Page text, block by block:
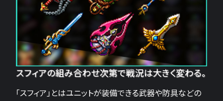
スフィアの組み合わせ次第で戦況は大きく変わる。
「スフィア」とはユニットが装備できる武器や防具などの